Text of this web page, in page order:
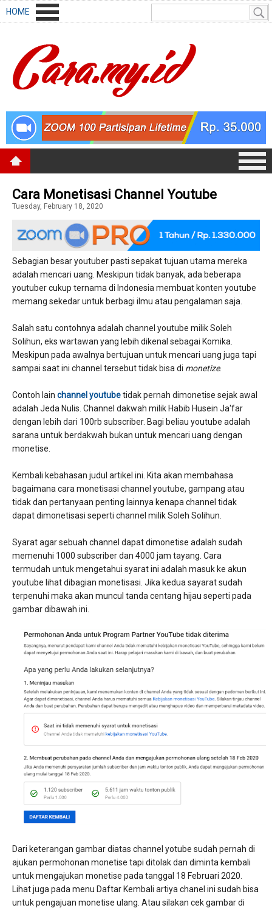
HOME
Cara Monetisasi Channel Youtube
Tuesday, February 18, 2020
Sebagian besar youtuber pasti sepakat tujuan utama mereka
adalah mencari uang. Meskipun tidak banyak, ada beberapa
youtuber cukup ternama di Indonesia membuat konten youtube
memang sekedar untuk berbagi ilmu atau pengalaman saja.
Salah satu contohnya adalah channel youtube milik Soleh
Solihun, eks wartawan yang lebih dikenal sebagai Komika.
Meskipun pada awalnya bertujuan untuk mencari uang juga tapi
sampai saat ini channel tersebut tidak bisa di monetize.
Contoh lain channel youtubetidak pernah dimonetise sejak awal
adalah Jeda Nulis. Channel dakwah milik Habib Husein Ja'far
dengan lebih dari 100rb subscriber. Bagi beliau youtube adalah
sarana untuk berdakwah bukan untuk mencari uang dengan
monetise.
Kembali kebahasan judul artikel ini. Kita akan membahasa
bagaimana cara monetisasi channel youtube, gampang atau
tidak dan pertanyaan penting lainnya kenapa channel tidak
dapat dimonetisasi seperti channel milik Soleh Solihun.
Syarat agar sebuah channel dapat dimonetise adalah sudah
memenuhi 1000 subscriber dan 4000 jam tayang. Cara
termudah untuk mengetahui syarat ini adalah masuk ke akun
youtube lihat dibagian monetisasi. Jika kedua sayarat sudah
terpenuhi maka akan muncul tanda centang hijau seperti pada
gambar dibawah ini.
Dari keterangan gambar diatas channel yotube sudah pernah di
ajukan permohonan monetise tapi ditolak dan diminta kembali
untuk mengajukan monetise pada tanggal 18 Februari 2020.
Lihat juga pada menu Daftar Kembali artiya chanel ini sudah bisa
untuk pengajuan monetise ulang. Atau silakan cek gambar di